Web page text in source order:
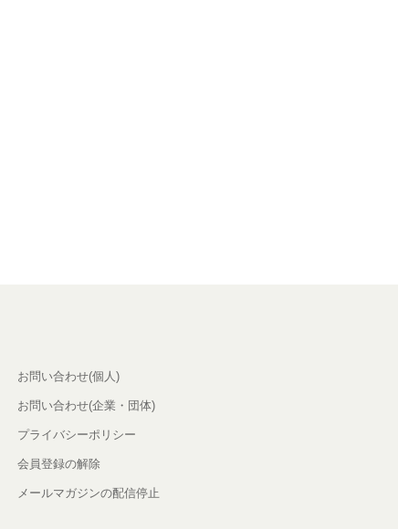
お問い合わせ(個人)
お問い合わせ(企業・団体)
プライバシーポリシー
会員登録の解除
メールマガジンの配信停止